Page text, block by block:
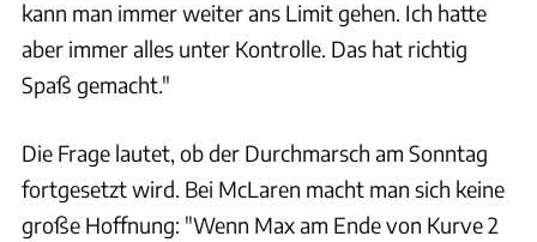
kann man immer weiter ans Limit gehen. Ich hatte
aber immer alles unter Kontrolle. Das hat richtig
Spaß gemacht."
Die Frage lautet, ob der Durchmarsch am Sonntag
fortgesetzt wird. Bei McLaren macht man sich keine
große Hoffnung: "Wenn Max am Ende von Kurve 2